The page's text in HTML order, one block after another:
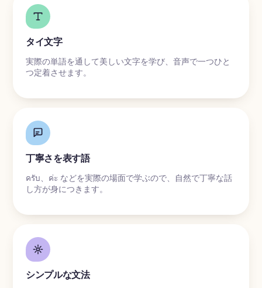
タイ文字
実際の単語を通して美しい文字を学び、音声で一つひと
つ定着させます。
丁寧さを表す語
ครับ、ค่ะ などを実際の場面で学ぶので、自然で丁寧な話
し方が身につきます。
シンプルな文法